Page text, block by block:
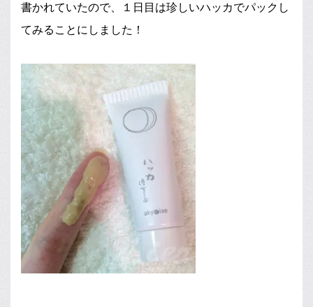
書かれていたので、１日目は珍しいハッカでパックし
てみることにしました！